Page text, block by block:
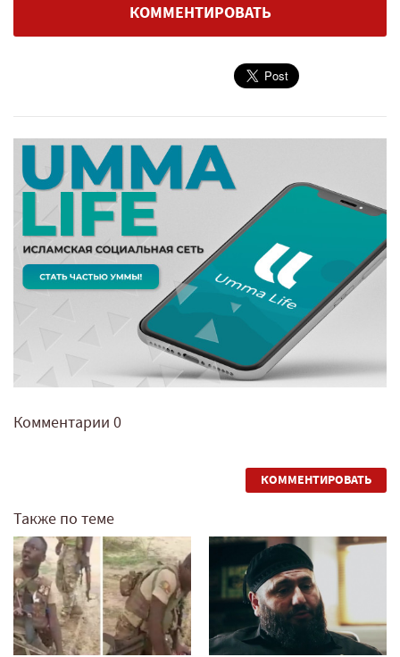
КОММЕНТИРОВАТЬ
Комментарии 0
КОММЕНТИРОВАТЬ
Также по теме